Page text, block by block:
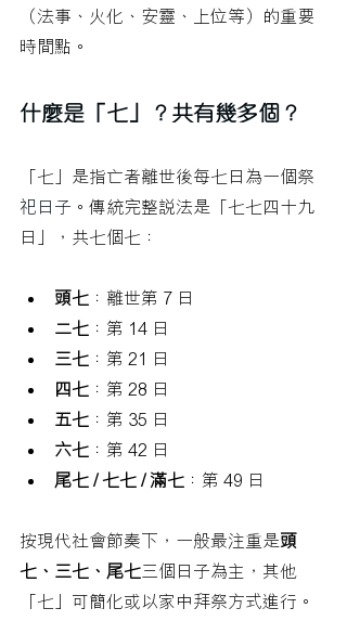
（法事、火化、安靈、上位等）的重要
時間點。
什麼是「七」？共有幾多個？
「七」是指亡者離世後每七日為一個祭
祀 日子 。傳統完整說法是「七七四十九
日」，共七個七：
頭七 ：離世第 7 日
二七 ：第 14 日
三七 ：第 21 日
四七 ：第 28 日
五七 ：第 35 日
六七 ：第 42 日
尾七 / 七七 / 滿七 ：第 49 日
按現代社會節奏下，一般最注重是頭
七、三七、尾七三個日子為主，其他
「七」可簡化或以家中拜祭方式進行。